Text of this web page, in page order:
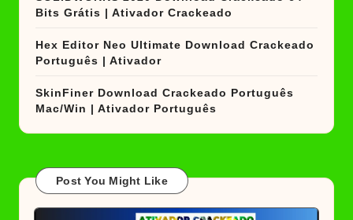
Bits Grátis | Ativador Crackeado
Hex Editor Neo Ultimate Download Crackeado
Português | Ativador
SkinFiner Download Crackeado Português
Mac/Win | Ativador Português
Post You Might Like